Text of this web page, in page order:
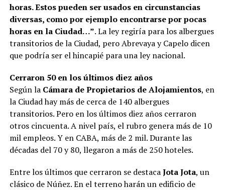
horas. Estos pueden ser usados en circunstancias
diversas, como por ejemplo encontrarse por pocas
horas en la Ciudad…”. La ley regiría para los albergues
transitorios de la Ciudad, pero Abrevaya y Capelo dicen
que podría ser el hincapié para una ley nacional.
Cerraron 50 en los últimos diez años
Según la Cámara de Propietarios de Alojamientos, en
la Ciudad hay más de cerca de 140 albergues
transitorios. Pero en los últimos diez años cerraron
otros cincuenta. A nivel país, el rubro genera más de 10
mil empleos. Y en CABA, más de 2 mil. Durante las
décadas del 70 y 80, llegaron a más de 250 hoteles.
Entre los últimos que cerraron se destacaJota Jota, un
clásico de Núñez. En el terreno harán un edificio de